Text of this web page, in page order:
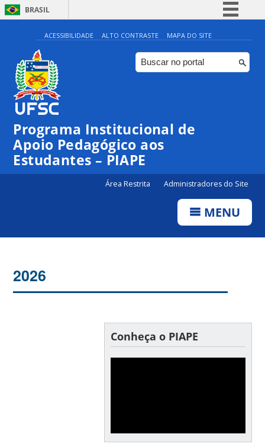
BRASIL
Simplifique!
Comunica BR
Participe
Canais
ACESSIBILIDADE ALTO CONTRASTE MAPA DO SITE
Programa Institucional de
Apoio Pedagógico aos
Estudantes – PIAPE
Área Restrita Administradores do Site
MENU
2026
Conheça o PIAPE